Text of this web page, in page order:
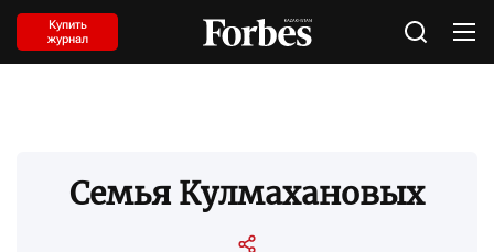
Купить
журнал
Семья Кулмахановых